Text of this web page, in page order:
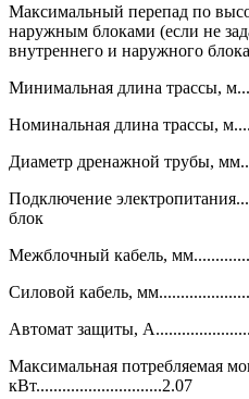
Максимальный перепад по
наружным блоками (если не
внутреннего и наружного
Минимальная длина трассы,
Номинальная длина трассы,
Диаметр дренажной трубы,
Подключение
блок
Межблочный кабель,
Силовой кабель,
Автомат защиты,
Максимальная потребляемая
кВт.............................2.07